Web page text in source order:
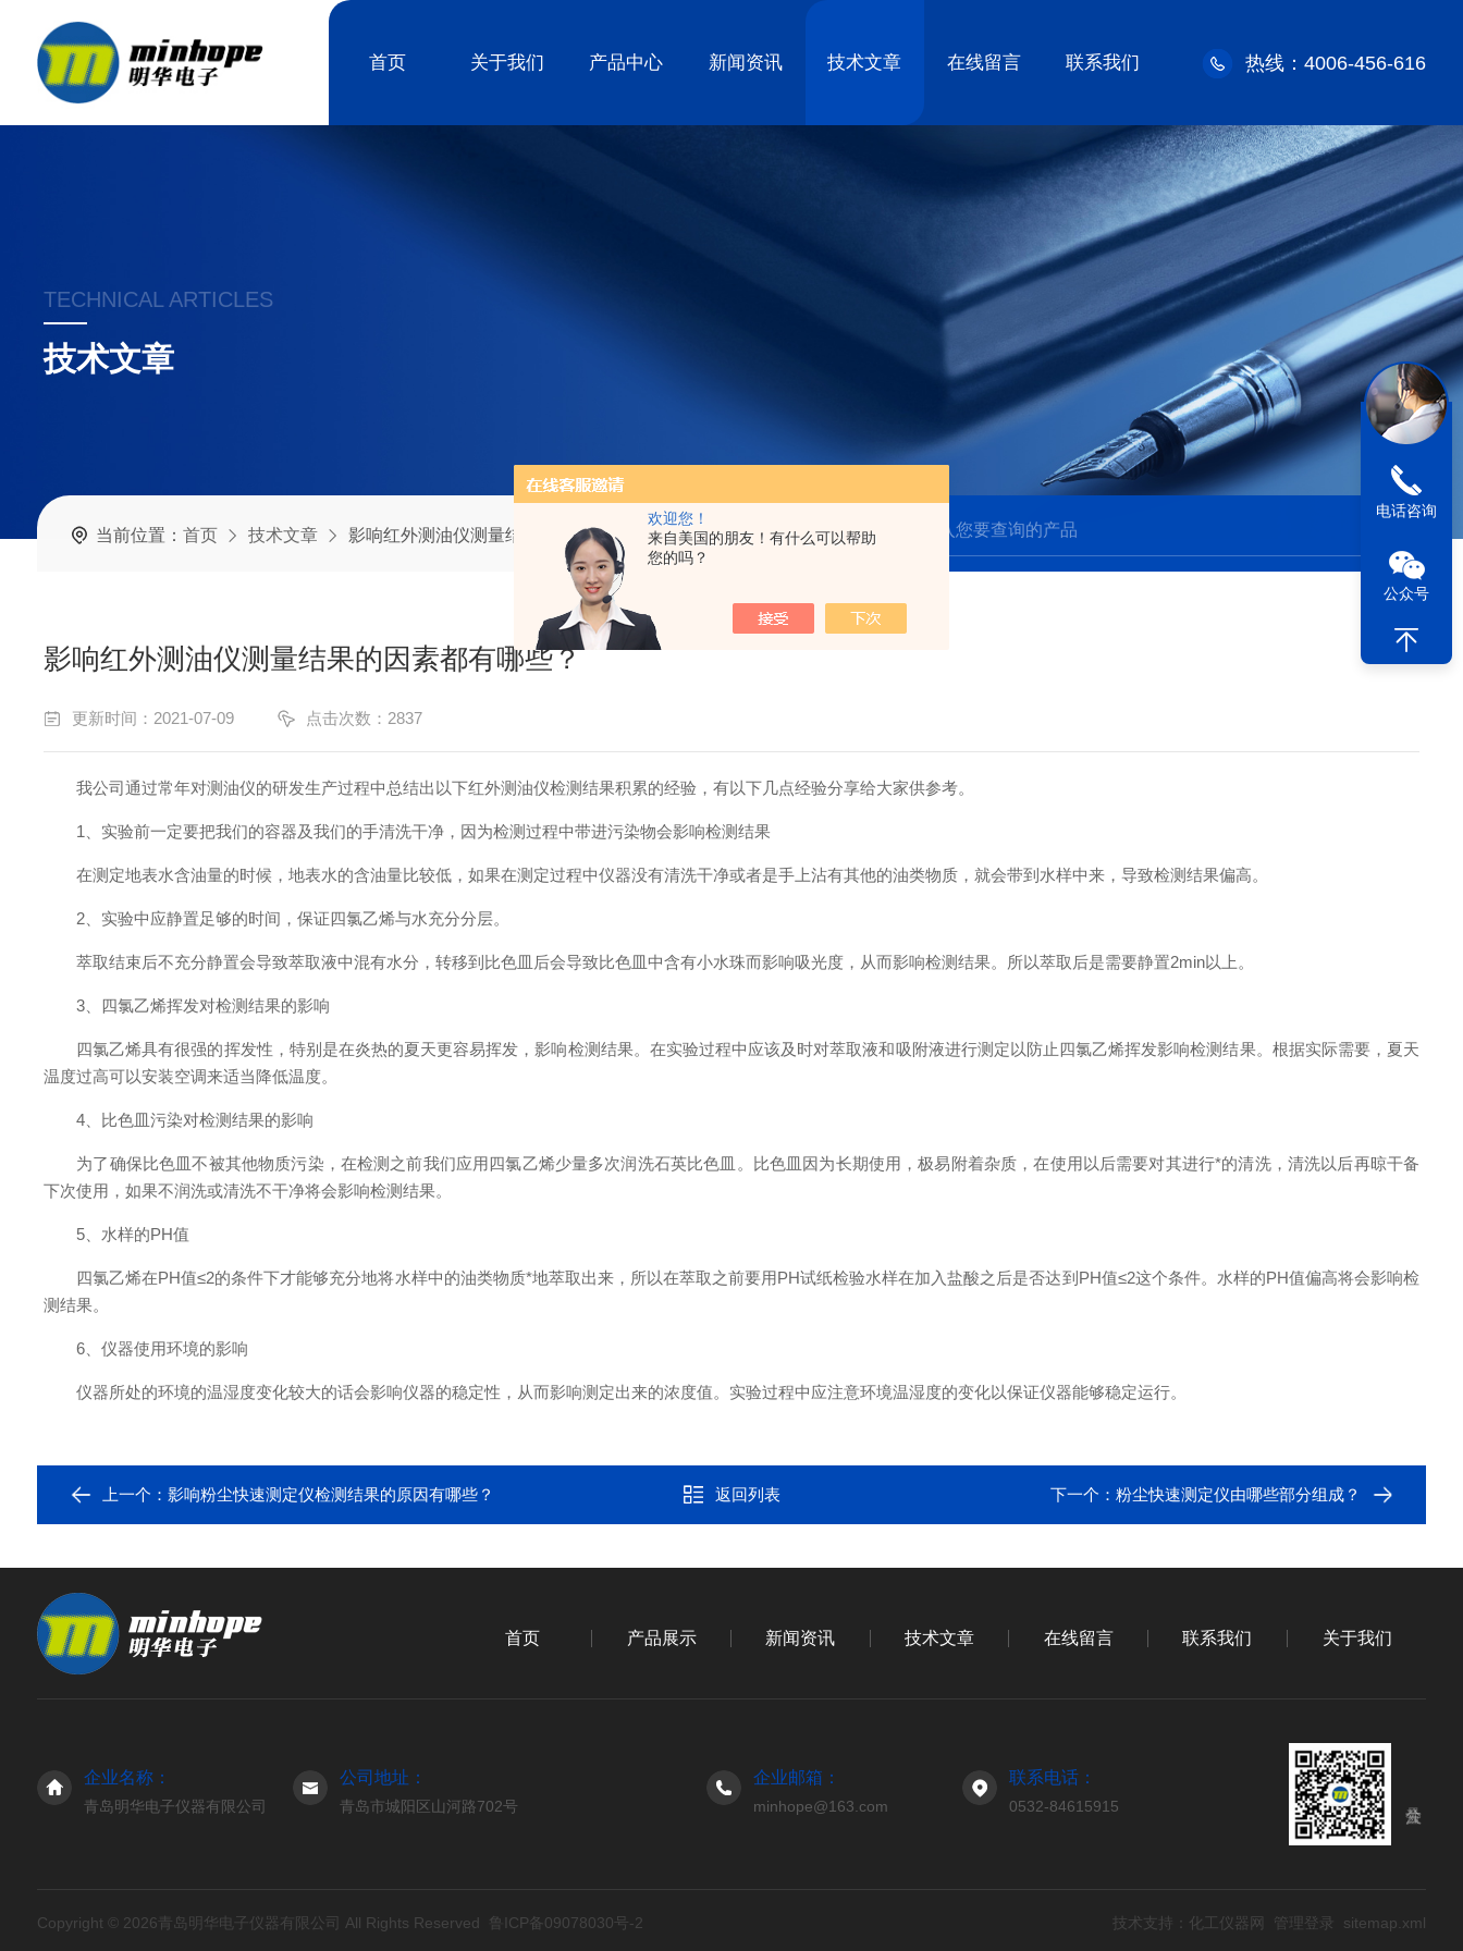
欢迎您！
来自美国的朋友！有什么可以帮助
您的吗？
首页 关于我们 产品中心 新闻资讯 技术文章 在线留言 联系我们 热线：4006-456-616
TECHNICAL ARTICLES
技术文章
当前位置： 首页 技术文章 影响红外测油仪测量结果的因素都有哪些？
影响红外测油仪测量结果的因素都有哪些？
更新时间：2021-07-09 点击次数：2837
我公司通过常年对测油仪的研发生产过程中总结出以下红外测油仪检测结果积累的经验，有以下几点经验分享给大家供参考。
1、实验前一定要把我们的容器及我们的手清洗干净，因为检测过程中带进污染物会影响检测结果
在测定地表水含油量的时候，地表水的含油量比较低，如果在测定过程中仪器没有清洗干净或者是手上沾有其他的油类物质，就会带到水样中来，导致检测结果偏高。
2、实验中应静置足够的时间，保证四氯乙烯与水充分分层。
萃取结束后不充分静置会导致萃取液中混有水分，转移到比色皿后会导致比色皿中含有小水珠而影响吸光度，从而影响检测结果。所以萃取后是需要静置2min以上。
3、四氯乙烯挥发对检测结果的影响
四氯乙烯具有很强的挥发性，特别是在炎热的夏天更容易挥发，影响检测结果。在实验过程中应该及时对萃取液和吸附液进行测定以防止四氯乙烯挥发影响检测结果。根据实际需要，夏天
温度过高可以安装空调来适当降低温度。
4、比色皿污染对检测结果的影响
为了确保比色皿不被其他物质污染，在检测之前我们应用四氯乙烯少量多次润洗石英比色皿。比色皿因为长期使用，极易附着杂质，在使用以后需要对其进行*的清洗，清洗以后再晾干备
下次使用，如果不润洗或清洗不干净将会影响检测结果。
5、水样的PH值
四氯乙烯在PH值≤2的条件下才能够充分地将水样中的油类物质*地萃取出来，所以在萃取之前要用PH试纸检验水样在加入盐酸之后是否达到PH值≤2这个条件。水样的PH值偏高将会影响检
测结果。
6、仪器使用环境的影响
仪器所处的环境的温湿度变化较大的话会影响仪器的稳定性，从而影响测定出来的浓度值。实验过程中应注意环境温湿度的变化以保证仪器能够稳定运行。
上一个： 影响粉尘快速测定仪检测结果的原因有哪些？ 返回列表 下一个：粉尘快速测定仪由哪些部分组成？
首页 产品展示 新闻资讯 技术文章 在线留言 联系我们 关于我们
企业名称：
青岛明华电子仪器有限公司
公司地址：
青岛市城阳区山河路702号
企业邮箱：
minhope@163.com
联系电话：
0532-84615915
Copyright © 2026青岛明华电子仪器有限公司 All Rights Reserved 鲁ICP备09078030号-2 技术支持： 化工仪器网 管理登录 sitemap.xml
电话咨询
公众号